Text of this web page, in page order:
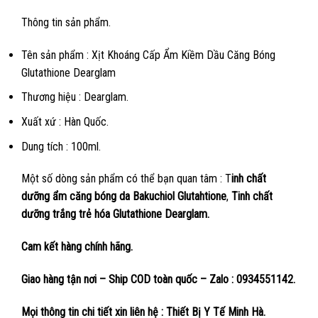
Thông tin sản phẩm.
Tên sản phẩm : Xịt Khoáng Cấp Ẩm Kiềm Dầu Căng Bóng
Glutathione Dearglam
Thương hiệu : Dearglam.
Xuất xứ : Hàn Quốc.
Dung tích : 100ml.
Một số dòng sản phẩm có thể bạn quan tâm : Tinh chất
dưỡng ẩm căng bóng da Bakuchiol Glutahtione, Tinh chất
dưỡng trắng trẻ hóa Glutathione Dearglam.
Cam kết hàng chính hãng.
Giao hàng tận nơi – Ship COD toàn quốc – Zalo : 0934551142.
Mọi thông tin chi tiết xin liên hệ : Thiết Bị Y Tế Minh Hà.